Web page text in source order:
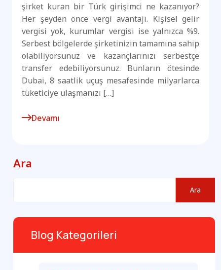
şirket kuran bir Türk girişimci ne kazanıyor?
Her şeyden önce vergi avantajı. Kişisel gelir
vergisi yok, kurumlar vergisi ise yalnızca %9.
Serbest bölgelerde şirketinizin tamamına sahip
olabiliyorsunuz ve kazançlarınızı serbestçe
transfer edebiliyorsunuz. Bunların ötesinde
Dubai, 8 saatlik uçuş mesafesinde milyarlarca
tüketiciye ulaşmanızı […]
Devamı
Ara
Ara
Blog Kategorileri